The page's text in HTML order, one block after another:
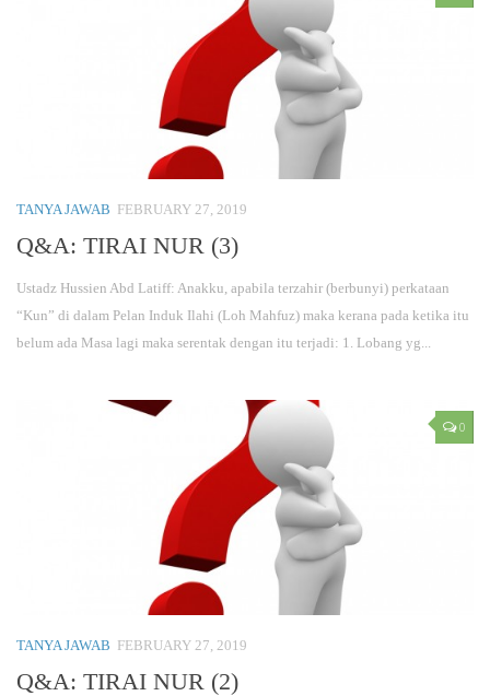
TANYA JAWAB FEBRUARY 27, 2019
Q&A: TIRAI NUR (3)
Ustadz Hussien Abd Latiff: Anakku, apabila terzahir (berbunyi) perkataan
“Kun” di dalam Pelan Induk Ilahi (Loh Mahfuz) maka kerana pada ketika itu
belum ada Masa lagi maka serentak dengan itu terjadi: 1. Lobang yg...
0
TANYA JAWAB FEBRUARY 27, 2019
Q&A: TIRAI NUR (2)